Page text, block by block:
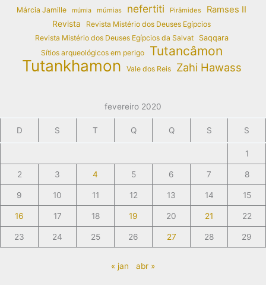
Márcia Jamille múmia múmias nefertiti Pirâmides Ramses II
Revista
Revista Mistério dos Deuses Egípcios
Revista Mistério dos Deuses Egípcios da Salvat
Saqqara
Sítios arqueológicos em perigo
Tutancâmon
Tutankhamon Vale dos Reis Zahi Hawass
fevereiro 2020
D S T Q Q S S
1
2 3 4 5 6 7 8
9 10 11 12 13 14 15
16 17 18 19 20 21 22
23 24 25 26 27 28 29
« jan abr »